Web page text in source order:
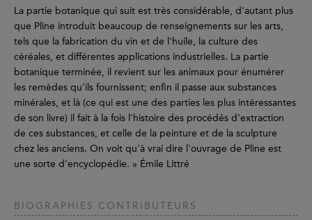
La partie botanique qui suit est très considérable, d'autant plus
que Pline introduit beaucoup de renseignements sur les arts,
tels que la fabrication du vin et de l'huile, la culture des
céréales, et différentes applications industrielles. La partie
botanique terminée, il revient sur les animaux pour énumérer
les remèdes qu'ils fournissent; enfin il passe aux substances
minérales, et là (ce qui est une des parties les plus intéressantes
de son livre) il fait à la fois l'histoire des procédés d'extraction
de ces substances, et celle de la peinture et de la sculpture
chez les anciens. On voit qu'à vrai dire l'ouvrage de Pline est
une sorte d'encyclopédie. » Émile Littré
BIOGRAPHIES CONTRIBUTEURS